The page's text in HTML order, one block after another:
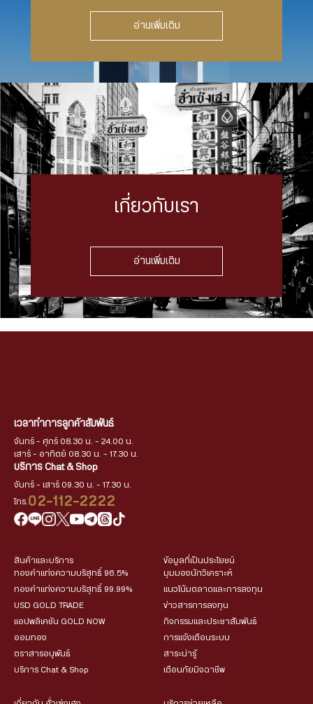
อ่านเพิ่มเติม
เกี่ยวกับเรา
อ่านเพิ่มเติม
เวลาทำการลูกค้าสัมพันธ์
จันทร์ - ศุกร์ 08.30 น. - 24.00 น.
เสาร์ - อาทิตย์ 08.30 น. - 17.30 น.
บริการ Chat & Shop
จันทร์ - เสาร์ 09.30 น. - 17.30 น.
โทร. 02-112-2222
สินค้าและบริการ
ทองคำแท่งความบริสุทธิ์ 96.5%
ทองคำแท่งความบริสุทธิ์ 99.99%
USD GOLD TRADE
แอปพลิเคชัน GOLD NOW
ออมทอง
ตราสารอนุพันธ์
บริการ Chat & Shop
ข้อมูลที่เป็นประโยชน์
มุมมองนักวิเคราะห์
แนวโน้มตลาดและการลงทุน
ข่าวสารการลงทุน
กิจกรรมและประชาสัมพันธ์
การแจ้งเตือนระบบ
สาระน่ารู้
เตือนภัยมิจฉาชีพ